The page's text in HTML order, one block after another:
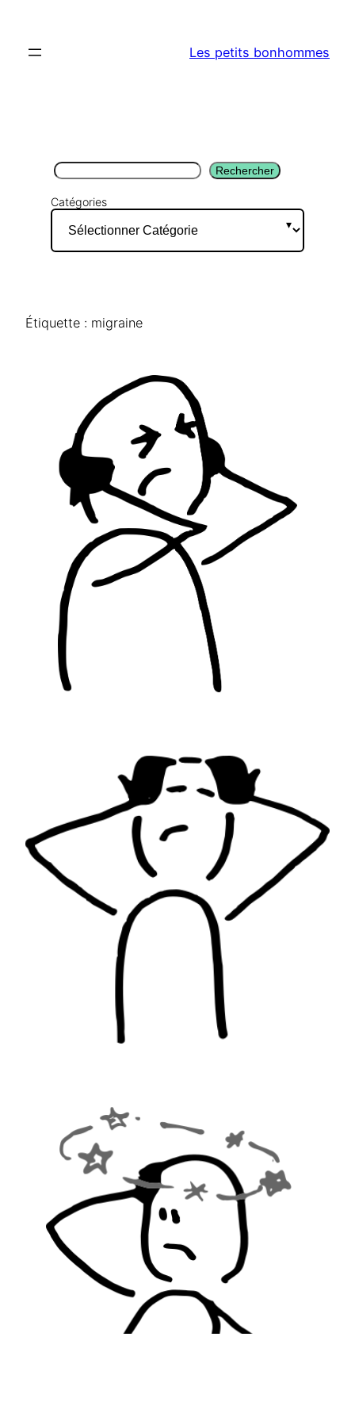
contenu
Les petits bonhommes
Rechercher Rechercher
Catégories
Étiquette : migraine